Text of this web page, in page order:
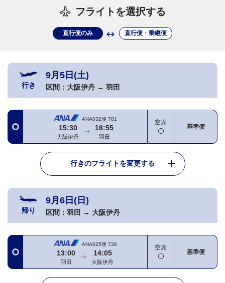
フライトを選択する
直行便のみ 直行便・乗継便
行き
9月5日(土)
区間： 大阪伊丹 → 羽田
ANA032便 781
15:30
大阪伊丹
16:55
羽田
空席
基準便
行きのフライトを変更する
帰り
9月6日(日)
区間： 羽田 → 大阪伊丹
ANA025便 738
13:00
羽田
14:05
大阪伊丹
空席
基準便